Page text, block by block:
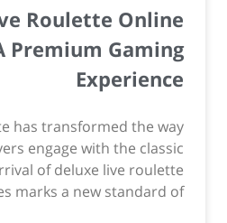
Roulette Online
Premium Gaming
Experience
has transformed the way
engage with the classic
of deluxe live roulette
marks a new standard of...